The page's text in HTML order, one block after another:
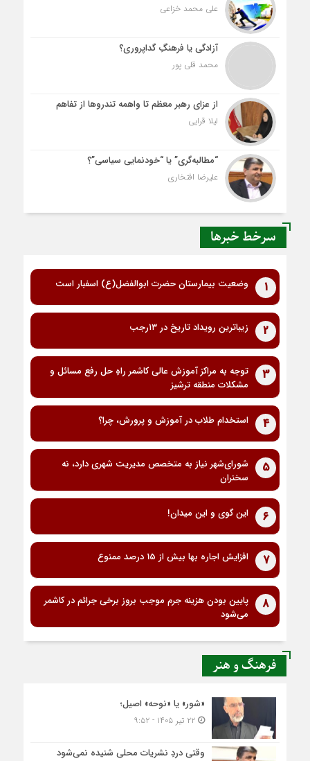
علی محمد خزاعی
آزادگی یا فرهنگِ گداپروری؟
محمد قلی پور
از عزای رهبر معظم تا واهمه تندروها از تفاهم
لیلا قرایی
“مطالبه‌گری” یا “خودنمایی سیاسی”؟
علیرضا افتخاری
سرخط خبرها
1 وضعیت بیمارستان حضرت ابوالفضل(ع) اسفبار است
2 زیباترین رویداد تاریخ در ۱۳رجب
3
توجه به مراکز آموزش عالی کاشمر راهِ حل رفع مسائل و
مشکلات منطقه ترشیز
4 استخدام طلاب در آموزش و پرورش، چرا؟
5
شورای‌شهر نیاز به متخصص مدیریت شهری دارد، نه
سخنران
6 این گوی و این میدان!
7 افزایش اجاره بها بیش از 15 درصد ممنوع
8
پایین بودن هزینه جرم موجب بروز برخی جرائم در کاشمر
می‌شود
فرهنگ و هنر
«شور» یا «نوحه» اصیل؛
۲۲ تیر ۱۴۰۵ - ۹:۵۲
وقتی دردِ نشریات محلی شنیده نمی‌شود